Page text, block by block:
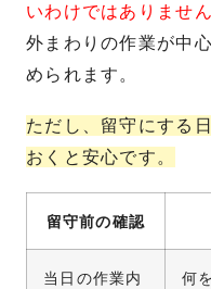
いわけではありません
外まわりの作業が中
められます。
ただし、留守にする
おくと安心です。
留守前の確認
当日の作業内
何